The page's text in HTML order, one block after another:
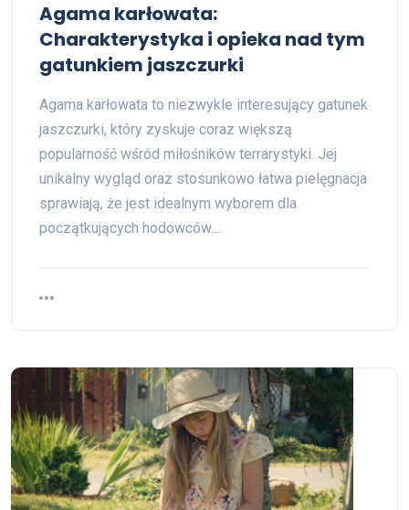
Agama karłowata:
Charakterystyka i opieka nad tym
gatunkiem jaszczurki
Agama karłowata to niezwykle interesujący gatunek
jaszczurki, który zyskuje coraz większą
popularność wśród miłośników terrarystyki. Jej
unikalny wygląd oraz stosunkowo łatwa pielęgnacja
sprawiają, że jest idealnym wyborem dla
początkujących hodowców.…